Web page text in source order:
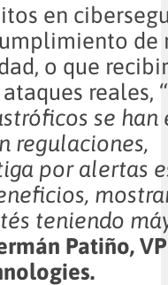
en
de
o que
reales, “
se han
regulaciones,
por alertas
teniendo
Patiño,